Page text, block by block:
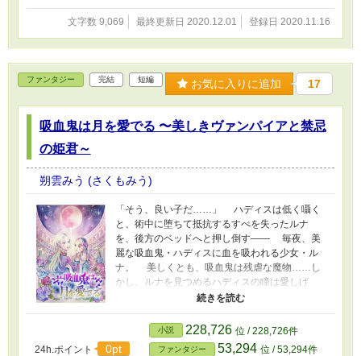
文字数 9,069 最終更新日 2020.12.01 登録日 2020.11.16
ファンタジー 完結 短編 お気に入りに追加 17
吸血鬼は月を愛でる 〜美しきヴァンパイアと禁忌
の姫君～
朔雲みう (さくもみう)
「そう、良い子だ……」 ハディスは低く囁く
と、術中に堕ちて抵抗するすべを失ったルナ
を、後方のベッドへと押し倒す―― 毎夜、美
麗な吸血鬼・ハディスに血を吸われる少女・ル
ナ。 美しくとも、吸血鬼は残虐な魔物……し
かし、ルナを見つめるハディスの瞳は愛しげ
で……？ 「あなたは何を隠してるの……？」
やがて明らかになる禁忌(タブー)の意味と
は…… ※ 新人小説賞『第５回 ルルルカップ』
（小学館様）、２位入賞作品。 ※ イラストは
24h.ポイント 0pt
小説 228,726 位 / 228,726件
ファンタジー 53,294 位 / 53,294件